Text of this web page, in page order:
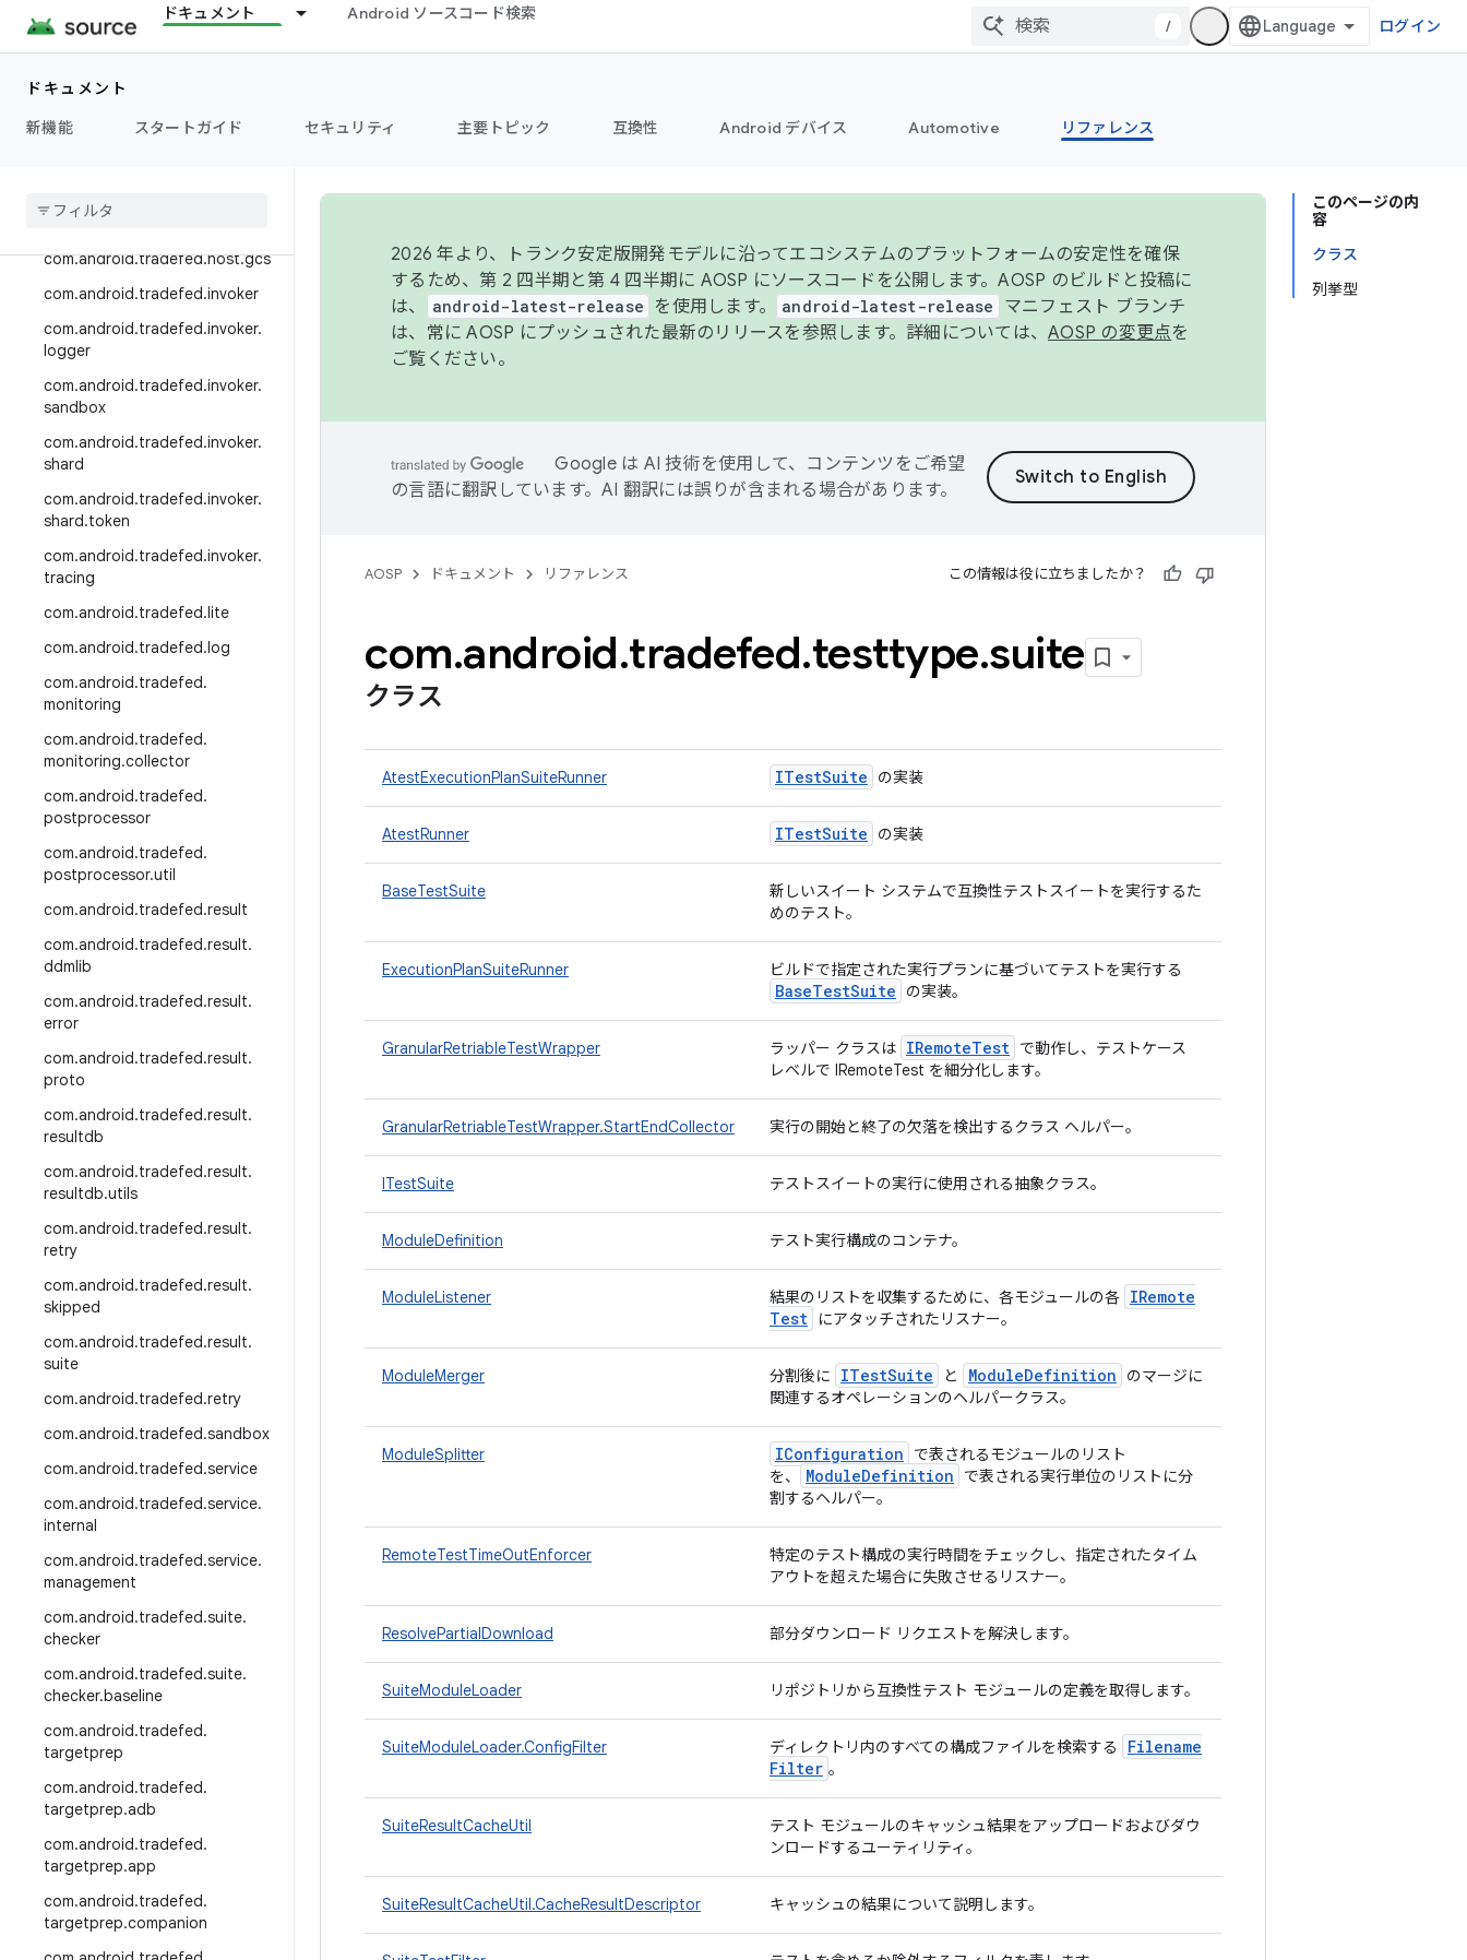
ドキュメント Android ソースコード検索
/ ログイン
ドキュメント
新機能
スタートガイド セキュリティ 主要トピック 互換性 Android デバイス Automotive リファレンス
com.android.tradefed.device.m
etric
covery
com
.tradefed.device
. android
com.android.tradefed.host.gcs
com.android.tradefed.invoker
com.android.tradefed.invoker.
logger
com.android.tradefed.invoker.
sandbox
com.android.tradefed.invoker.
shard
com.android.tradefed.invoker.
shard.token
com.android.tradefed.invoker.
tracing
com.android.tradefed.lite
com.android.tradefed.log
com.android.tradefed.
monitoring
com.android.tradefed.
monitoring.collector
com.android.tradefed.
postprocessor
com.android.tradefed.
postprocessor.util
com.android.tradefed.result
com.android.tradefed.result.
ddmlib
com.android.tradefed.result.
error
com.android.tradefed.result.
proto
com.android.tradefed.result.
resultdb
com.android.tradefed.result.
resultdb.utils
com.android.tradefed.result.
retry
com.android.tradefed.result.
skipped
com.android.tradefed.result.
suite
com.android.tradefed.retry
com.android.tradefed.sandbox
com.android.tradefed.service
com.android.tradefed.service.
internal
com.android.tradefed.service.
management
com.android.tradefed.suite.
checker
com.android.tradefed.suite.
checker.baseline
com.android.tradefed.
targetprep
com.android.tradefed.
targetprep.adb
com.android.tradefed.
targetprep.app
com.android.tradefed.
targetprep.companion
このページの内
容
クラス
列挙型
2026 年より、トランク安定版開発モデルに沿ってエコシステムのプラットフォームの安定性を確保
するため、第 2 四半期と第 4 四半期に AOSP にソースコードを公開します。AOSP のビルドと投稿に
は、
android-latest-release を使用します。 android-latest-release
マニフェスト ブランチ
は、常に AOSP にプッシュされた最新のリリースを参照します。詳細については、 AOSP の変更点を
ご覧ください。
Google は AI 技術を使用して、コンテンツをご希望
の言語に翻訳しています。AI 翻訳には誤りが含まれる場合があります。
AOSP ドキュメント リファレンス この情報は役に立ちましたか？
com.android.tradefed.testtype.suite
クラス
AtestExecutionPlanSuiteRunner ITestSuite の実装
AtestRunner ITestSuite の実装
BaseTestSuite
新しいスイート システムで互換性テストスイートを実行するた
めのテスト。
ExecutionPlanSuiteRunner ビルドで指定された実行プランに基づいてテストを実行する
BaseTestSuite の実装。
GranularRetriableTestWrapper ラッパー クラスは IRemoteTest で動作し、テストケース
レベルで IRemoteTest を細分化します。
GranularRetriableTestWrapper.StartEndCollector 実行の開始と終了の欠落を検出するクラス ヘルパー。
ITestSuite テストスイートの実行に使用される抽象クラス。
ModuleDefinition テスト実行構成のコンテナ。
ModuleListener 結果のリストを収集するために、各モジュールの各 IRemote
Test
にアタッチされたリスナー。
ModuleMerger 分割後に ITestSuite と ModuleDefinition
のマージに
関連するオペレーションのヘルパークラス。
ModuleSplitter IConfiguration
で表されるモジュールのリスト
を、
ModuleDefinition
で表される実行単位のリストに分
割するヘルパー。
RemoteTestTimeOutEnforcer
特定のテスト構成の実行時間をチェックし、指定されたタイム
アウトを超えた場合に失敗させるリスナー。
ResolvePartialDownload 部分ダウンロード リクエストを解決します。
SuiteModuleLoader リポジトリから互換性テスト モジュールの定義を取得します。
SuiteModuleLoader.ConfigFilter ディレクトリ内のすべての構成ファイルを検索する
Filename
Filter 。
SuiteResultCacheUtil
テスト モジュールのキャッシュ結果をアップロードおよびダウ
ンロードするユーティリティ。
SuiteResultCacheUtil.CacheResultDescriptor キャッシュの結果について説明します。